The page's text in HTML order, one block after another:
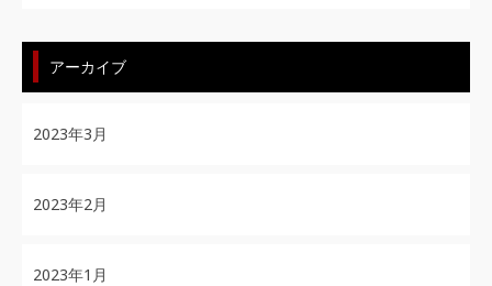
アーカイブ
2023年3月
2023年2月
2023年1月